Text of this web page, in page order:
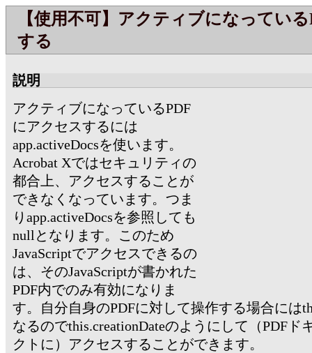
【使用不可】アクティブになってい
する
説明
アクティブになっているPDF
にアクセスするには
app.activeDocsを使います。
Acrobat Xではセキュリティの
都合上、アクセスすることが
できなくなっています。つま
りapp.activeDocsを参照しても
nullとなります。このため
JavaScriptでアクセスできるの
は、そのJavaScriptが書かれた
PDF内でのみ有効になりま
す。自分自身のPDFに対して操作する場合には
なるのでthis.creationDateのようにして（PDFド
クトに）アクセスすることができます。